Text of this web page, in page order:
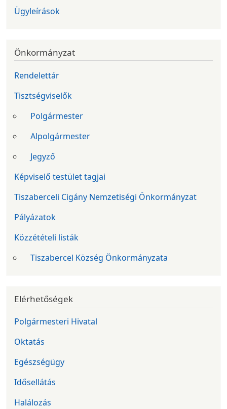
Ügyleírások
Önkormányzat
Rendelettár
Tisztségviselők
Polgármester
Alpolgármester
Jegyző
Képviselő testület tagjai
Tiszaberceli Cigány Nemzetiségi Önkormányzat
Pályázatok
Közzétételi listák
Tiszabercel Község Önkormányzata
Elérhetőségek
Polgármesteri Hivatal
Oktatás
Egészségügy
Idősellátás
Halálozás